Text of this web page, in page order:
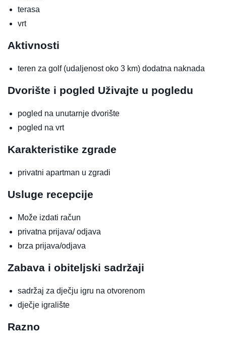
terasa
vrt
Aktivnosti
teren za golf (udaljenost oko 3 km) dodatna naknada
Dvorište i pogled Uživajte u pogledu
pogled na unutarnje dvorište
pogled na vrt
Karakteristike zgrade
privatni apartman u zgradi
Usluge recepcije
Može izdati račun
privatna prijava/ odjava
brza prijava/odjava
Zabava i obiteljski sadržaji
sadržaj za dječju igru na otvorenom
dječje igralište
Razno